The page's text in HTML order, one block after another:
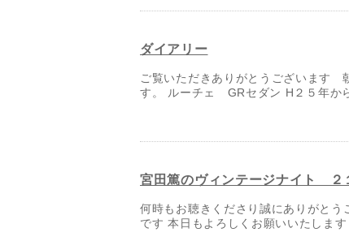
ダイアリー
ご覧いただきありがとうございます
す。 ルーチェ GRセダン H２５年か
宮田篤のヴィンテージナイト ２
何時もお聴きくださり誠にありがと
です 本日もよろしくお願いいたしま